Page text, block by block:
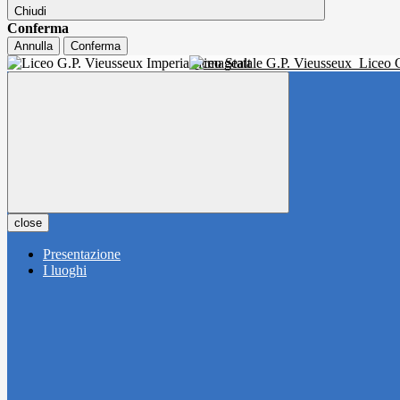
Chiudi
Conferma
Annulla Conferma
Liceo Statale G.P. Vieusseux Liceo
close
Presentazione
I luoghi